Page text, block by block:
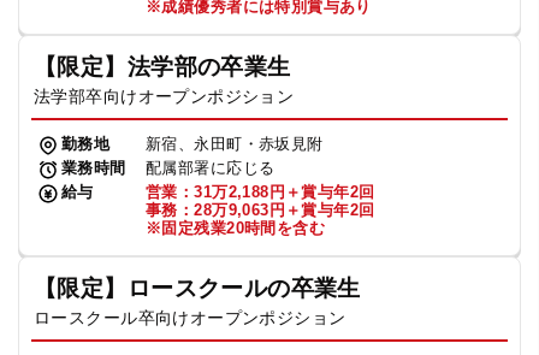
※成績優秀者には特別賞与あり
【限定】法学部の卒業生
法学部卒向けオープンポジション
勤務地
新宿、永田町・赤坂見附
業務時間
配属部署に応じる
給与
営業：31万2,188円＋賞与年2回
事務：28万9,063円＋賞与年2回
※固定残業20時間を含む
【限定】ロースクールの卒業生
ロースクール卒向けオープンポジション